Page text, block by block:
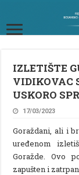
IZLETIŠTE
VIDIKOVAC
USKORO
17/03/2023
Goraždani, ali i
uređenom
Goražde. Ovo
zapušten i